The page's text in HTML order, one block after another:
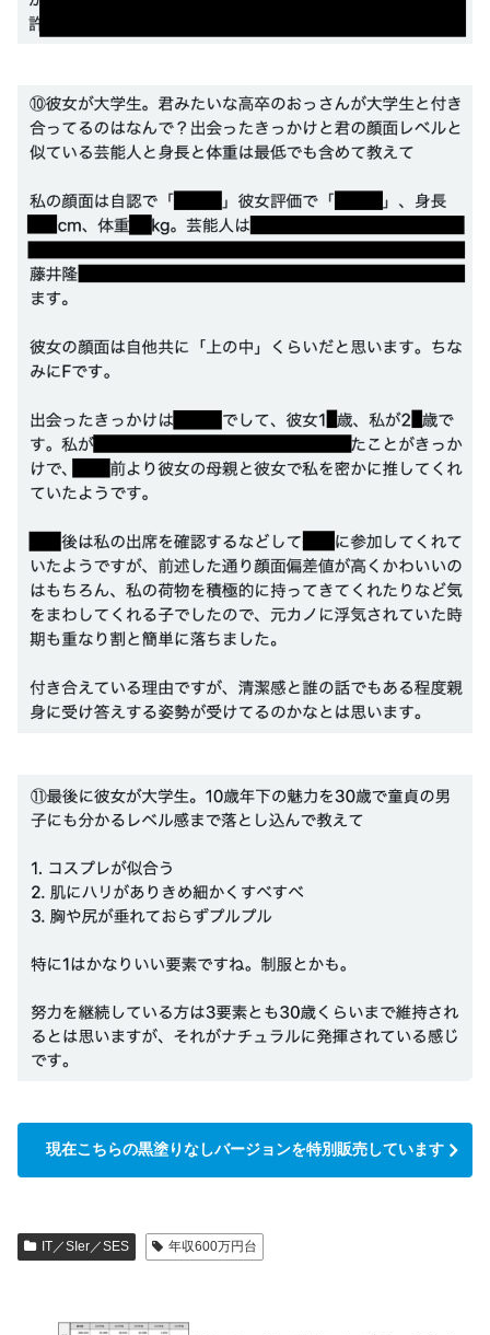
現在こちらの黒塗りなしバージョンを特別販売しています
IT／SIer／SES 年収600万円台